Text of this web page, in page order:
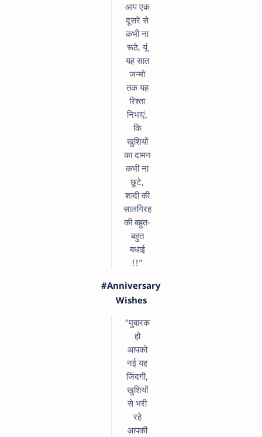
आप एक
दूसरे से
कभी ना
रूठे, यूं
यह सात
जन्मो
तक यह
रिश्ता
निभाएं,
कि
खुशियों
का दामन
कभी ना
छूटे,
शादी की
सालगिरह
की बहुत-
बहुत
बधाई
!!”
#Anniversary
Wishes
“मुबारक
हो
आपको
नई यह
जिंदगी,
खुशियों
से भरी
रहे
आपकी